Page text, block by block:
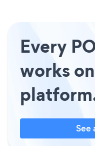
Every
works
See